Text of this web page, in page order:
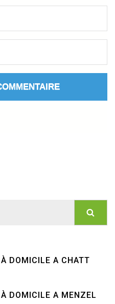
DOMICILE A CHATT
DOMICILE A MENZEL